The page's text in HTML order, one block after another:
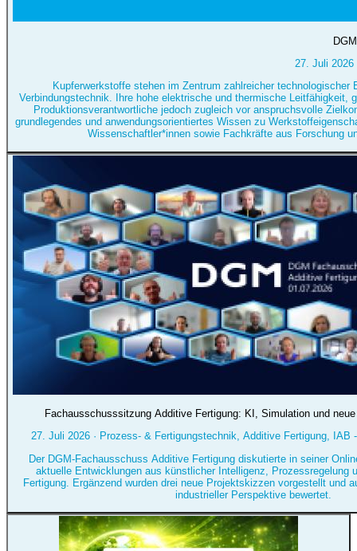
27. Juli 2026
Kupferwerkstoffe stehen im Zentrum zahlreicher
Verbindungstechnik. Ihre hohe elektrische und thermische
Produktionsverantwortliche jedoch zugleich vor anspruchsvolle
grundlegendes und anwendungsorientiertes Wissen zu
Wissenschaftler*innen sowie Fachkräfte aus Forschung
Fachausschusssitzung Additive Fertigung: KI, Simulation und
27. Juli 2026· Prozess- & Fertigungstechnik, Additive Fertigung, IAB
Der DGM-Fachausschuss Additive Fertigung diskutierte in seiner
aktuelle Entwicklungen aus künstlicher Intelligenz, Prozessregelung
Fertigung. Ergänzend wurden drei neue Projektskizzen vorgestellt und
industrieller Perspektive bewertet.